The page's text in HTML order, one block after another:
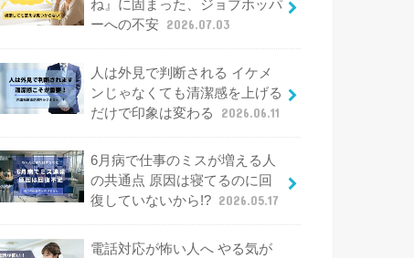
ね』に固まった、ジョブホッパ
ーへの不安
2026.07.03
人は外見で判断される イケメ
ンじゃなくても清潔感を上げる
だけで印象は変わる
2026.06.11
6月病で仕事のミスが増える人
の共通点 原因は寝てるのに回
復していないから!? 2026.05.17
電話対応が怖い人へ やる気が